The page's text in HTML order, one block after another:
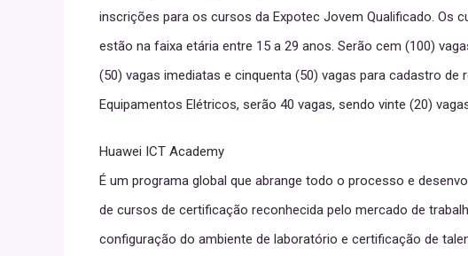
inscrições para os cursos da Expotec Jovem Qualificado. Os
estão na faixa etária entre 15 a 29 anos. Serão cem (100)
(50) vagas imediatas e cinquenta (50) vagas para cadastro
Equipamentos Elétricos, serão 40 vagas, sendo vinte (20)
Huawei ICT Academy
É um programa global que abrange todo o processo e
de cursos de certificação reconhecida pelo mercado de
configuração do ambiente de laboratório e certificação de